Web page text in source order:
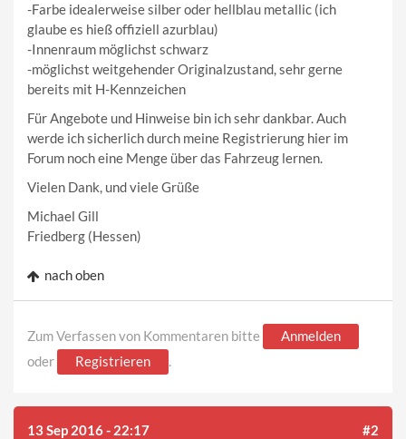
-Farbe idealerweise silber oder hellblau metallic (ich
glaube es hieß offiziell azurblau)
-Innenraum möglichst schwarz
-möglichst weitgehender Originalzustand, sehr gerne
bereits mit H-Kennzeichen
Für Angebote und Hinweise bin ich sehr dankbar. Auch
werde ich sicherlich durch meine Registrierung hier im
Forum noch eine Menge über das Fahrzeug lernen.
Vielen Dank, und viele Grüße
Michael Gill
Friedberg (Hessen)
nach oben
Zum Verfassen von Kommentaren bitte
Anmelden
oder
Registrieren .
13 Sep 2016 - 22:17 #2